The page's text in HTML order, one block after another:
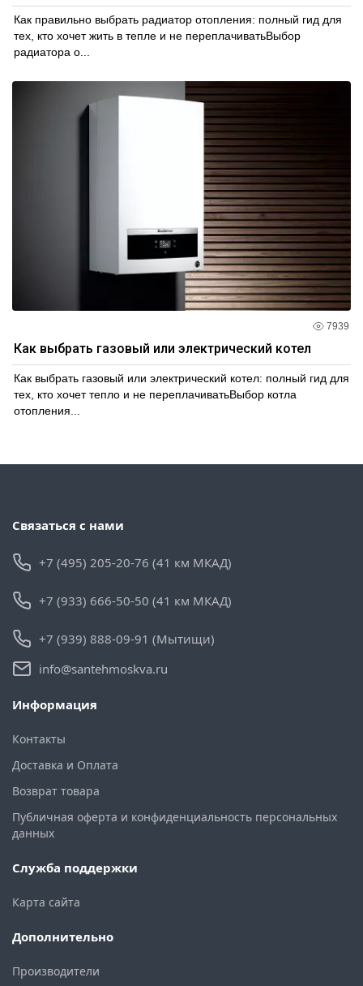
Как правильно выбрать радиатор отопления: полный гид для
тех, кто хочет жить в тепле и не переплачиватьВыбор
радиатора о...
7939
Как выбрать газовый или электрический котел
Как выбрать газовый или электрический котел: полный гид для
тех, кто хочет тепло и не переплачиватьВыбор котла
отопления...
Связаться с нами
+7 (495) 205-20-76 (41 км МКАД)
+7 (933) 666-50-50 (41 км МКАД)
+7 (939) 888-09-91 (Мытищи)
info@santehmoskva.ru
Информация
Контакты
Доставка и Оплата
Возврат товара
Публичная оферта и конфиденциальность персональных
данных
Служба поддержки
Карта сайта
Дополнительно
Производители